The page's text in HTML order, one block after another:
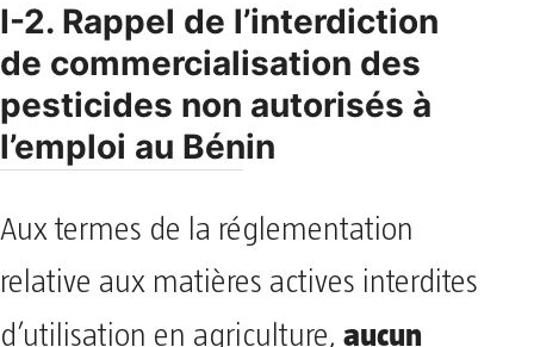
I-2. Rappel de l’interdiction
de commercialisation des
pesticides non autorisés à
l’emploi au Bénin
Aux termes de la réglementation
relative aux matières actives interdites
d’utilisation en agriculture, aucun